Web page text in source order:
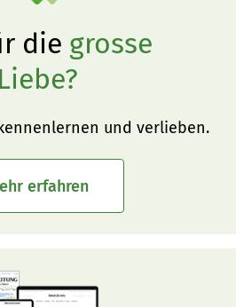
die grosse
Liebe?
und verlieben.
erfahren